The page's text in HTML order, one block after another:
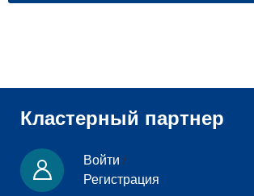
Кластерный партнер
Войти /
Регистрация